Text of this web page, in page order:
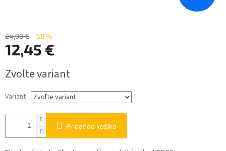
24,90 € –50 %
12,45 €
cena:
Zvoľte variant
Variant
Pridať do košíka